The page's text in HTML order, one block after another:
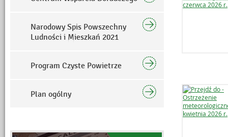
Narodowy Spis Powszechny
Ludności i Mieszkań 2021
Program Czyste Powietrze
Plan ogólny